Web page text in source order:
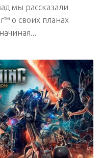
мы рассказали
о своих планах